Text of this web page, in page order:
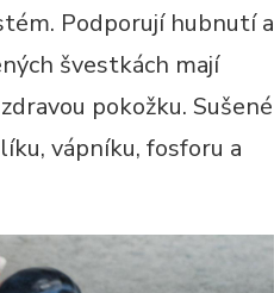
Podporují hubnutí a
švestkách mají
pokožku. Sušené
vápníku, fosforu a